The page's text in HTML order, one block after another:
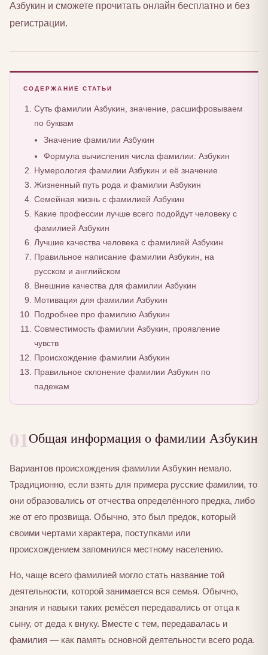
Азбукин и сможете прочитать онлайн бесплатно и без
регистрации.
СОДЕРЖАНИЕ СТАТЬИ
Суть фамилии Азбукин, значение, расшифровываем
по буквам
Значение фамилии Азбукин
Формула вычисления числа фамилии: Азбукин
Нумерология фамилии Азбукин и её значение
Жизненный путь рода и фамилии Азбукин
Семейная жизнь с фамилией Азбукин
Какие профессии лучше всего подойдут человеку с
фамилией Азбукин
Лучшие качества человека с фамилией Азбукин
Правильное написание фамилии Азбукин, на
русском и английском
Внешние качества для фамилии Азбукин
Мотивация для фамилии Азбукин
Подробнее про фамилию Азбукин
Совместимость фамилии Азбукин, проявление
чувств
Происхождение фамилии Азбукин
Правильное склонение фамилии Азбукин по
падежам
01Общая информация о фамилии Азбукин
Вариантов происхождения фамилии Азбукин немало.
Традиционно, если взять для примера русские фамилии, то
они образовались от отчества определённого предка, либо
же от его прозвища. Обычно, это был предок, который
своими чертами характера, поступками или
происхождением запомнился местному населению.
Но, чаще всего фамилией могло стать название той
деятельности, которой занимается вся семья. Обычно,
знания и навыки таких ремёсел передавались от отца к
сыну, от деда к внуку. Вместе с тем, передавалась и
фамилия — как память основной деятельности всего рода.